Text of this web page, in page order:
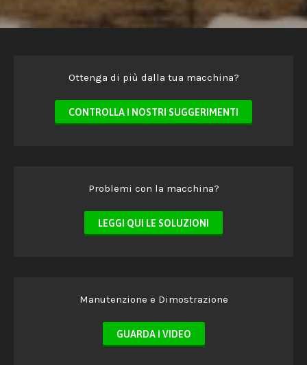
Ottenga di più dalla tua macchina?
CONTROLLA I NOSTRI SUGGERIMENTI
Problemi con la macchina?
LEGGI QUI LE SOLUZIONI
Manutenzione e Dimostrazione
GUARDA I VIDEO